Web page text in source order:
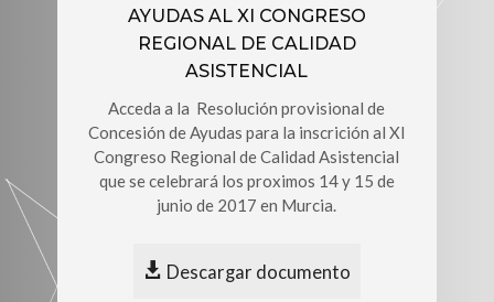
AYUDAS AL XI CONGRESO
REGIONAL DE CALIDAD
ASISTENCIAL
Acceda a la Resolución provisional de
Concesión de Ayudas para la inscrición al XI
Congreso Regional de Calidad Asistencial
que se celebrará los proximos 14 y 15 de
junio de 2017 en Murcia.
Descargar documento